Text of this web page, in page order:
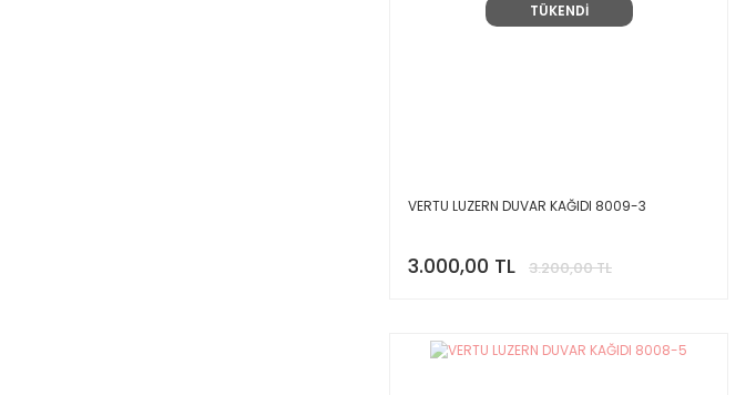
TÜKENDİ
VERTU LUZERN DUVAR KAĞIDI 8009-3
3.000,00 TL 3.200,00 TL